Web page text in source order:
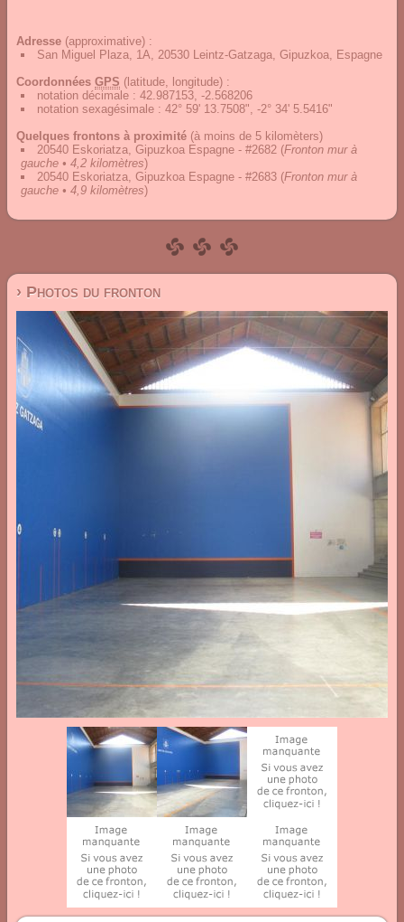
Adresse (approximative) :
San Miguel Plaza, 1A, 20530 Leintz-Gatzaga, Gipuzkoa, Espagne
Coordonnées GPS (latitude, longitude) :
notation décimale : 42.987153, -2.568206
notation sexagésimale : 42° 59' 13.7508", -2° 34' 5.5416"
Quelques frontons à proximité (à moins de 5 kilomèters)
20540 Eskoriatza, Gipuzkoa Espagne - #2682 (Fronton mur à
gauche • 4,2 kilomètres)
20540 Eskoriatza, Gipuzkoa Espagne - #2683 (Fronton mur à
gauche • 4,9 kilomètres)
› Photos du fronton